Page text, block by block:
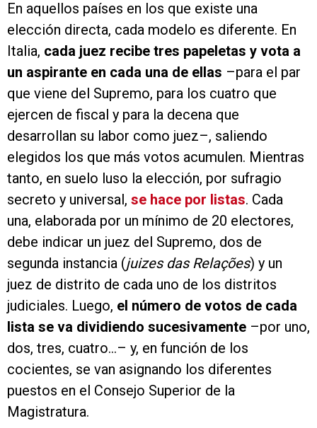
En aquellos países en los que existe una
elección directa, cada modelo es diferente. En
Italia, cada juez recibe tres papeletas y vota a
un aspirante en cada una de ellas –para el par
que viene del Supremo, para los cuatro que
ejercen de fiscal y para la decena que
desarrollan su labor como juez–, saliendo
elegidos los que más votos acumulen. Mientras
tanto, en suelo luso la elección, por sufragio
secreto y universal, se hace por listas. Cada
una, elaborada por un mínimo de 20 electores,
debe indicar un juez del Supremo, dos de
segunda instancia (juizes das Relações) y un
juez de distrito de cada uno de los distritos
judiciales. Luego, el número de votos de cada
lista se va dividiendo sucesivamente –por uno,
dos, tres, cuatro...– y, en función de los
cocientes, se van asignando los diferentes
puestos en el Consejo Superior de la
Magistratura.